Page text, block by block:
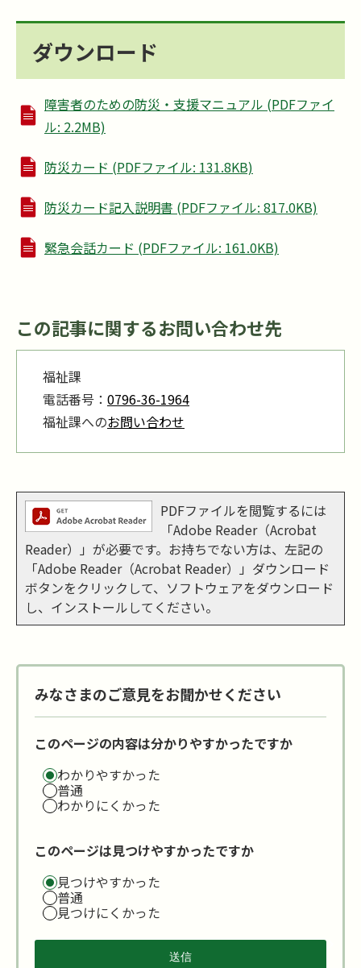
ダウンロード
障害者のための防災・支援マニュアル (PDFファイ
ル: 2.2MB)
防災カード (PDFファイル: 131.8KB)
防災カード記入説明書 (PDFファイル: 817.0KB)
緊急会話カード (PDFファイル: 161.0KB)
この記事に関するお問い合わせ先
福祉課
電話番号： 0796-36-1964
福祉課へのお問い合わせ
PDFファイルを閲覧するには
「Adobe Reader（Acrobat
Reader）」が必要です。お持ちでない方は、左記の
「Adobe Reader（Acrobat Reader）」ダウンロード
ボタンをクリックして、ソフトウェアをダウンロード
し、インストールしてください。
みなさまのご意見をお聞かせください
このページの内容は分かりやすかったですか
わかりやすかった
普通
わかりにくかった
このページは見つけやすかったですか
見つけやすかった
普通
見つけにくかった